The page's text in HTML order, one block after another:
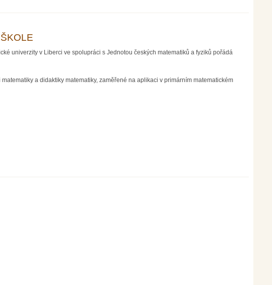
univerzity v Liberci ve spolupráci s Jednotou českých matematiků a fyziků pořádá
a didaktiky matematiky, zaměřené na aplikaci v primárním matematickém